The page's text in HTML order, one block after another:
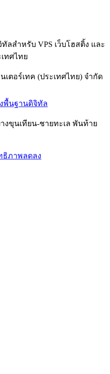
ลสำหรับ VPS เว็บโฮสติ้ง และ
ทศไทย
ตอร์เทค (ประเทศไทย) จำกัด
พื้นฐานดิจิทัล
งขุนเทียน-ชายทะเล พันท้าย
ธิภาพลดลง